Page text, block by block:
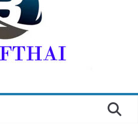
มนูต้นตำรับ 4 ภูมิภาค ดัน
ระดับโลก
าจัดกิจกรรมเจรจาธุรกิจ
2026”ยกระดับ
สู่ตลาดเชิงพาณิชย์